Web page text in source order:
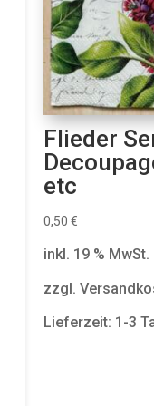
Flieder
etc
0,50 €
inkl. 19 % MwSt.
zzgl.
Lieferzeit: 1-3